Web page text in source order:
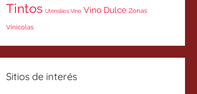
Tintos Utensilios Vino Vino Dulce Zonas
Vinicolas
Sitios de interés